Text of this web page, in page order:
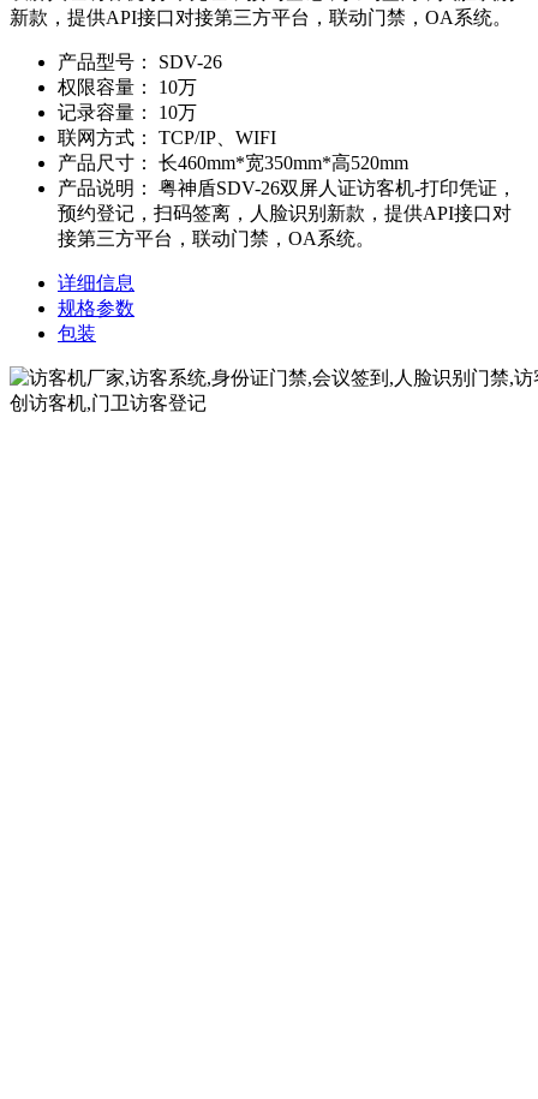
新款，提供API接口对接第三方平台，联动门禁，OA系统。
产品型号：
SDV-26
权限容量：
10万
记录容量：
10万
联网方式：
TCP/IP、WIFI
产品尺寸：
长460mm*宽350mm*高520mm
产品说明：
粤神盾SDV-26双屏人证访客机-打印凭证，
预约登记，扫码签离，人脸识别新款，提供API接口对
接第三方平台，联动门禁，OA系统。
详细信息
规格参数
包装